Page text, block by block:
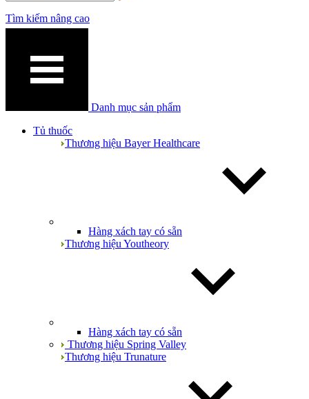
Tìm kiếm nâng cao
Danh mục sản phẩm
Tủ thuốc
Thương hiệu Bayer Healthcare
Hàng xách tay có sẵn
Thương hiệu Youtheory
Hàng xách tay có sẵn
Thương hiệu Spring Valley
Thương hiệu Trunature